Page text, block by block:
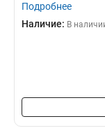
Подробнее
Наличие: В